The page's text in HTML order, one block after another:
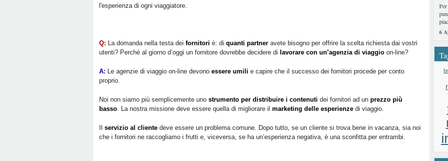
l'esperienza di ogni viaggiatore.
Q: La domanda nella testa dei fornitori è: di quanti partner avete bisogno per offrire la scelta richiesta dai vostri
utenti? Perché al giorno d’oggi un fornitore dovrebbe decidere di lavorare con un’agenzia di viaggio on-line?
A: Le agenzie di viaggio on-line devono essere umili e capire che il successo dei fornitori procede per conto
proprio.
Noi non siamo più semplicemente uno strumento per distribuire i contenuti dei fornitori ad un prezzo più
basso. La nostra missione deve essere quella di migliorare il marketing delle esperienze di viaggio.
servizio al cliente deve essere un problema comune. Dopo tutto, se un cliente si trova bene in vacanza, sia noi
che i fornitori ne raccogliamo i frutti e, viceversa, se ha un’esperienza negativa, è una sconfitta per entrambi.
6